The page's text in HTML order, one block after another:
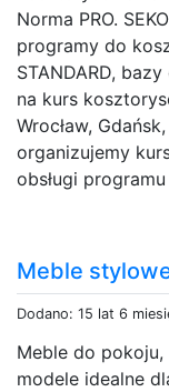
Norma PRO.
programy do
STANDARD,
na kurs
Wrocław,
organizujemy
obsługi programu
Meble
Dodano: 15 lat 6
Meble do
modele idealne